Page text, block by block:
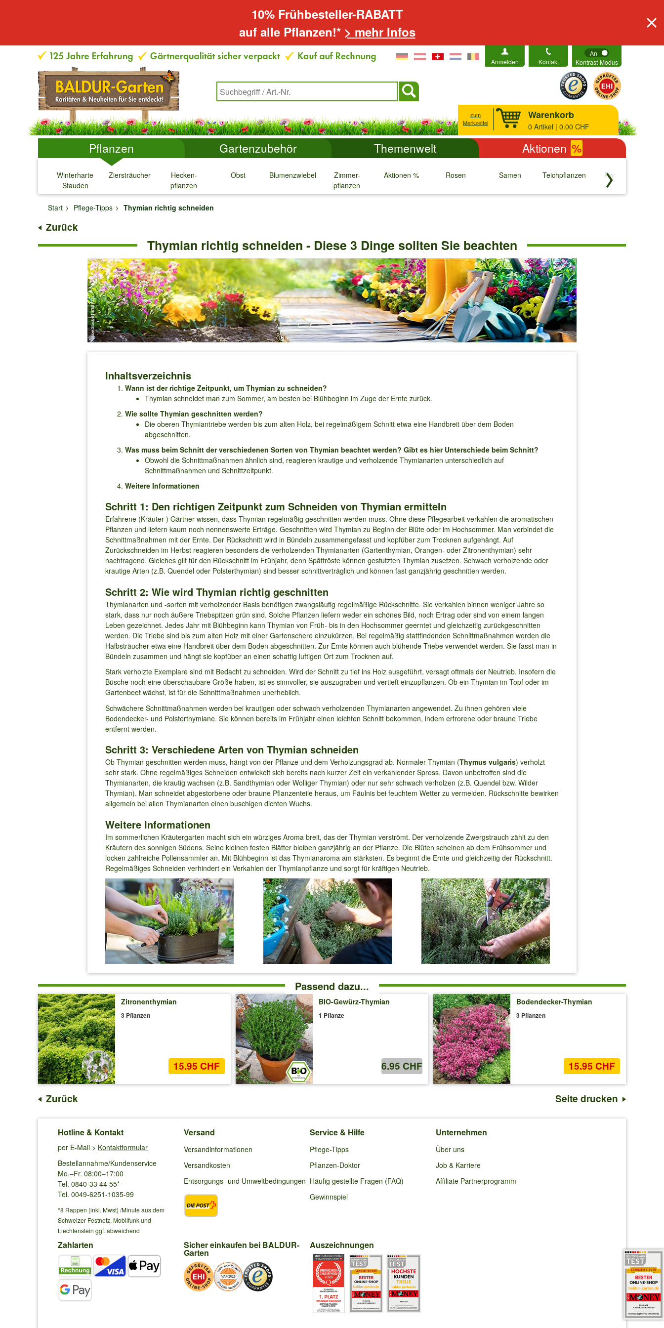
10% Frühbesteller-RABATT
auf alle Pflanzen!* > mehr Infos
Anmelden Kontakt
An
Kontrast-Modus
zum
Merkzettel
Warenkorb
0 Artikel | 0.00 CHF
Pflanzen Gartenzubehör Themenwelt Aktionen %
Winterharte
Stauden
↓
Ziersträucher
↓
Hecken-
pflanzen
↓
Obst
↓
Blumenzwiebeln
↓
Zimmer-
pflanzen
↓
Aktionen %
↓
Rosen
↓
Samen
↓
Teichpflanzen
↓
Raritäten
↓
Start
Pflege-Tipps Thymian richtig schneiden
Zurück
Thymian richtig schneiden - Diese 3 Dinge sollten Sie beachten
Inhaltsverzeichnis
Wann ist der richtige Zeitpunkt, um Thymian zu schneiden?
Thymian schneidet man zum Sommer, am besten bei Blühbeginn im Zuge der Ernte zurück.
Wie sollte Thymian geschnitten werden?
Die oberen Thymiantriebe werden bis zum alten Holz, bei regelmäßigem Schnitt etwa eine Handbreit über dem Boden
abgeschnitten.
Was muss beim Schnitt der verschiedenen Sorten von Thymian beachtet werden? Gibt es hier Unterschiede beim Schnitt?
Obwohl die Schnittmaßnahmen ähnlich sind, reagieren krautige und verholzende Thymianarten unterschiedlich auf
Schnittmaßnahmen und Schnittzeitpunkt.
Weitere Informationen
Schritt 1: Den richtigen Zeitpunkt zum Schneiden von Thymian ermitteln
Erfahrene (Kräuter-) Gärtner wissen, dass Thymian regelmäßig geschnitten werden muss. Ohne diese Pflegearbeit verkahlen die aromatischen
Pflanzen und liefern kaum noch nennenswerte Erträge. Geschnitten wird Thymian zu Beginn der Blüte oder im Hochsommer. Man verbindet die
Schnittmaßnahmen mit der Ernte. Der Rückschnitt wird in Bündeln zusammengefasst und kopfüber zum Trocknen aufgehängt. Auf
Zurückschneiden im Herbst reagieren besonders die verholzenden Thymianarten (Gartenthymian, Orangen- oder Zitronenthymian) sehr
nachtragend. Gleiches gilt für den Rückschnitt im Frühjahr, denn Spätfröste können gestutzten Thymian zusetzen. Schwach verholzende oder
krautige Arten (z.B. Quendel oder Polsterthymian) sind besser schnittverträglich und können fast ganzjährig geschnitten werden.
Schritt 2: Wie wird Thymian richtig geschnitten
Thymianarten und -sorten mit verholzender Basis benötigen zwangsläufig regelmäßige Rückschnitte. Sie verkahlen binnen weniger Jahre so
stark, dass nur noch äußere Triebspitzen grün sind. Solche Pflanzen liefern weder ein schönes Bild, noch Ertrag oder sind von einem langen
Leben gezeichnet. Jedes Jahr mit Blühbeginn kann Thymian von Früh- bis in den Hochsommer geerntet und gleichzeitig zurückgeschnitten
werden. Die Triebe sind bis zum alten Holz mit einer Gartenschere einzukürzen. Bei regelmäßig stattfindenden Schnittmaßnahmen werden die
Halbsträucher etwa eine Handbreit über dem Boden abgeschnitten. Zur Ernte können auch blühende Triebe verwendet werden. Sie fasst man in
Bündeln zusammen und hängt sie kopfüber an einen schattig luftigen Ort zum Trocknen auf.
Stark verholzte Exemplare sind mit Bedacht zu schneiden. Wird der Schnitt zu tief ins Holz ausgeführt, versagt oftmals der Neutrieb. Insofern die
Büsche noch eine überschaubare Größe haben, ist es sinnvoller, sie auszugraben und vertieft einzupflanzen. Ob ein Thymian im Topf oder im
Gartenbeet wächst, ist für die Schnittmaßnahmen unerheblich.
Schwächere Schnittmaßnahmen werden bei krautigen oder schwach verholzenden Thymianarten angewendet. Zu ihnen gehören viele
Bodendecker- und Polsterthymiane. Sie können bereits im Frühjahr einen leichten Schnitt bekommen, indem erfrorene oder braune Triebe
entfernt werden.
Schritt 3: Verschiedene Arten von Thymian schneiden
Ob Thymian geschnitten werden muss, hängt von der Pflanze und dem Verholzungsgrad ab. Normaler Thymian (Thymus vulgaris) verholzt
sehr stark. Ohne regelmäßiges Schneiden entwickelt sich bereits nach kurzer Zeit ein verkahlender Spross. Davon unbetroffen sind die
Thymianarten, die krautig wachsen (z.B. Sandthymian oder Wolliger Thymian) oder nur sehr schwach verholzen (z.B. Quendel bzw. Wilder
Thymian). Man schneidet abgestorbene oder braune Pflanzenteile heraus, um Fäulnis bei feuchtem Wetter zu vermeiden. Rückschnitte bewirken
allgemein bei allen Thymianarten einen buschigen dichten Wuchs.
Weitere Informationen
Im sommerlichen Kräutergarten macht sich ein würziges Aroma breit, das der Thymian verströmt. Der verholzende Zwergstrauch zählt zu den
Kräutern des sonnigen Südens. Seine kleinen festen Blätter bleiben ganzjährig an der Pflanze. Die Blüten scheinen ab dem Frühsommer und
locken zahlreiche Pollensammler an. Mit Blühbeginn ist das Thymianaroma am stärksten. Es beginnt die Ernte und gleichzeitig der Rückschnitt.
Regelmäßiges Schneiden verhindert ein Verkahlen der Thymianpflanze und sorgt für kräftigen Neutrieb.
Passend dazu...
Zitronenthymian
3 Pflanzen
15.95 CHF
BIO-Gewürz-Thymian
1 Pflanze
6.95 CHF
Bodendecker-Thymian
3 Pflanzen
15.95 CHF
Zurück Seite drucken
Hotline & Kontakt
per E-Mail > Kontaktformular
Bestellannahme/Kundenservice
Mo.–Fr. 08:00–17:00
Tel. 0840-33 44 55*
Tel. 0049-6251-1035-99
*8 Rappen (inkl. Mwst) /Minute aus dem
Schweizer Festnetz, Mobilfunk und
Liechtenstein ggf. abweichend
Versand
Versandinformationen
Versandkosten
Entsorgungs- und Umweltbedingungen
Service & Hilfe
Pflege-Tipps
Pflanzen-Doktor
Häufig gestellte Fragen (FAQ)
Gewinnspiel
Unternehmen
Über uns
Job & Karriere
Affiliate Partnerprogramm
Zahlarten Sicher einkaufen bei BALDUR-
Garten
Auszeichnungen